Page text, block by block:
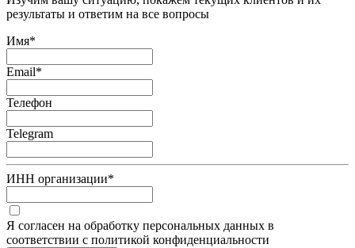
результаты и ответим на все вопросы
Имя*
Email*
Телефон
Telegram
ИНН организации*
Я согласен на обработку персональных данных в
соответствии с политикой конфиденциальности